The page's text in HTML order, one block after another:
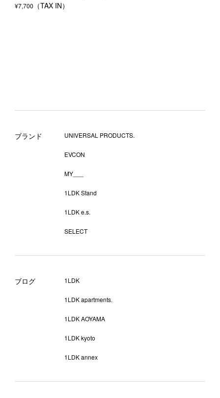
¥7,700
ブランド UNIVERSAL PRODUCTS.
EVCON
MY___
1LDK Stand
1LDK e.s.
SELECT
ブログ 1LDK
1LDK apartments.
1LDK AOYAMA
1LDK kyoto
1LDK annex